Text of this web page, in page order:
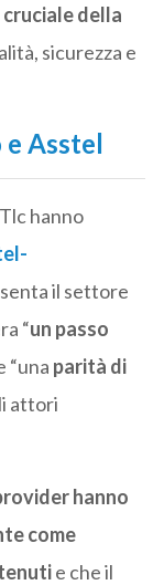
della
sicurezza e
Asstel
hanno
il settore
“un passo
“una parità di
attori
hanno
come
e che il